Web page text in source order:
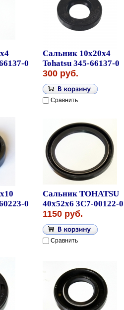
0
Сальник 10x20x4
Tohatsu 345-66137-0
300 руб.
Сравнить
0
Сальник TOHATSU
40x52x6 3C7-00122-0
1150 руб.
Сравнить